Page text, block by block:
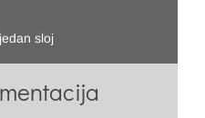
sloj